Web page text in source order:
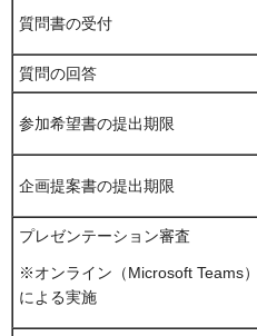
質問書の受付
質問の回答
参加希望書の提出期限
企画提案書の提出期限
プレゼンテーション審査
※オンライン（Microsoft Teams）
による実施